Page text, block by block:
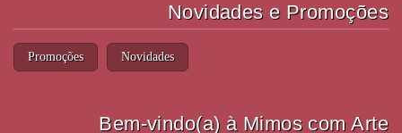
Novidades e Promoções
Promoções Novidades
Bem-vindo(a) à Mimos com Arte